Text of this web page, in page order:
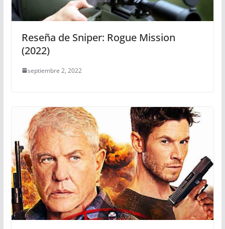
Reseña de Sniper: Rogue Mission
(2022)
septiembre 2, 2022